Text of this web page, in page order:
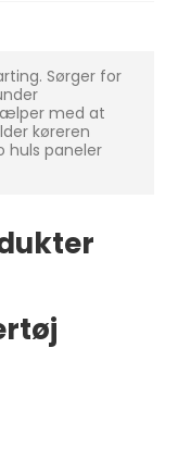
Sørger for
med at
køreren
huls paneler